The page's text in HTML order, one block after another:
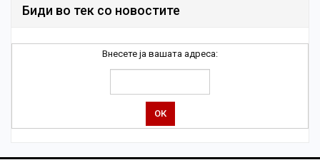
Биди во тек со новостите
Внесете ја вашата адреса: